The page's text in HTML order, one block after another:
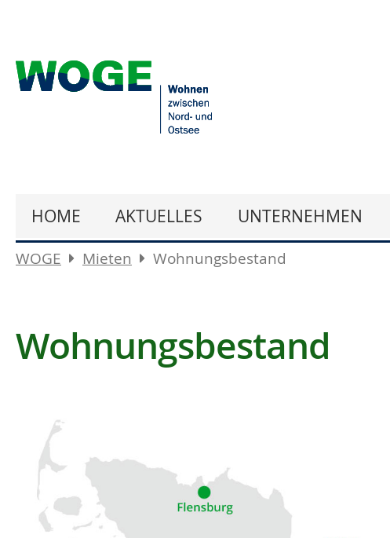
HOME AKTUELLES UNTERNEHMEN
WOGE Mieten Wohnungsbestand
Wohnungsbestand